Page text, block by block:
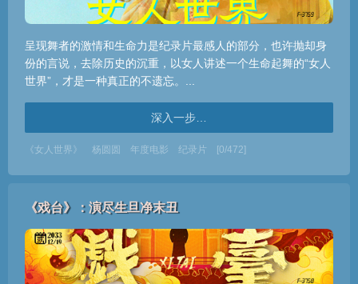
呈现舞者的激情和生命力是纪录片最感人的部分，也许抛却身
份的言说，去除历史的沉重，以女人讲述一个生命起舞的“女人
世界”，才是一种真正的不遗忘。...
深入一步…
《女人世界》 杨圆圆 年度电影 纪录片 [0/472]
《戏台》：演尽生旦净末丑